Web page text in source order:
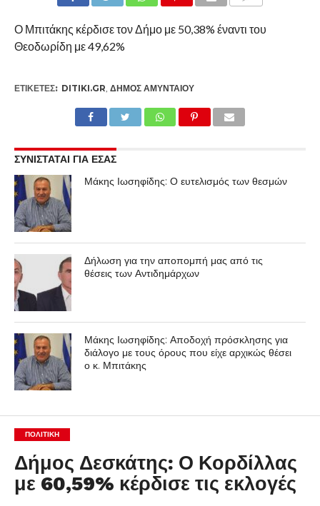
Ο Μπιτάκης κέρδισε τον Δήμο με 50,38% έναντι του
Θεοδωρίδη με 49,62%
ΕΤΙΚΕΤΕΣ: DITIKI.GR, ΔΉΜΟΣ ΑΜΥΝΤΑΊΟΥ
ΣΥΝΙΣΤΑΤΑΙ ΓΙΑ ΕΣΑΣ
Μάκης Ιωσηφίδης: Ο ευτελισμός των θεσμών
Δήλωση για την αποπομπή μας από τις
θέσεις των Αντιδημάρχων
Μάκης Ιωσηφίδης: Αποδοχή πρόσκλησης για
διάλογο με τους όρους που είχε αρχικώς θέσει
ο κ. Μπιτάκης
ΠΟΛΙΤΙΚΉ
Δήμος Δεσκάτης: Ο Κορδίλλας
με 60,59% κέρδισε τις εκλογές